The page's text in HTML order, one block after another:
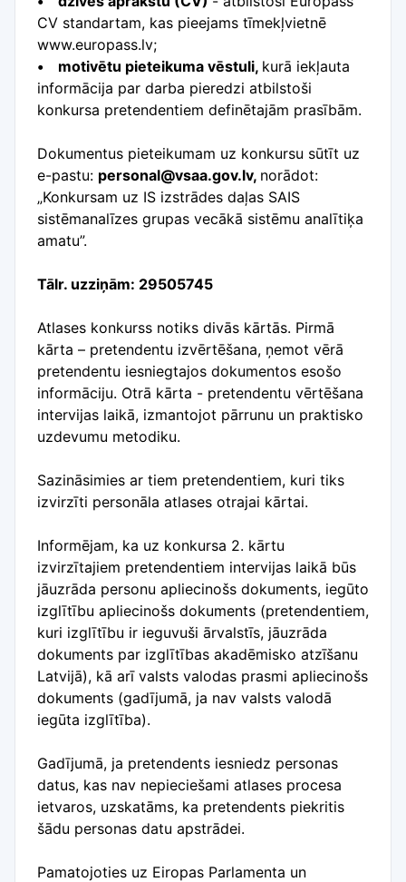
CV standartam, kas pieejams tīmekļvietnē
www.europass.lv;
• motivētu pieteikuma vēstuli, kurā iekļauta
informācija par darba pieredzi atbilstoši
konkursa pretendentiem definētajām prasībām.
Dokumentus pieteikumam uz konkursu sūtīt uz
e-pastu: personal@vsaa.gov.lv, norādot:
„Konkursam uz IS izstrādes daļas SAIS
sistēmanalīzes grupas vecākā sistēmu analītiķa
amatu”.
Tālr. uzziņām: 29505745
Atlases konkurss notiks divās kārtās. Pirmā
kārta – pretendentu izvērtēšana, ņemot vērā
pretendentu iesniegtajos dokumentos esošo
informāciju. Otrā kārta - pretendentu vērtēšana
intervijas laikā, izmantojot pārrunu un praktisko
uzdevumu metodiku.
Sazināsimies ar tiem pretendentiem, kuri tiks
izvirzīti personāla atlases otrajai kārtai.
Informējam, ka uz konkursa 2. kārtu
izvirzītajiem pretendentiem intervijas laikā būs
jāuzrāda personu apliecinošs dokuments, iegūto
izglītību apliecinošs dokuments (pretendentiem,
kuri izglītību ir ieguvuši ārvalstīs, jāuzrāda
dokuments par izglītības akadēmisko atzīšanu
Latvijā), kā arī valsts valodas prasmi apliecinošs
dokuments (gadījumā, ja nav valsts valodā
iegūta izglītība).
Gadījumā, ja pretendents iesniedz personas
datus, kas nav nepieciešami atlases procesa
ietvaros, uzskatāms, ka pretendents piekritis
šādu personas datu apstrādei.
Pamatojoties uz Eiropas Parlamenta un